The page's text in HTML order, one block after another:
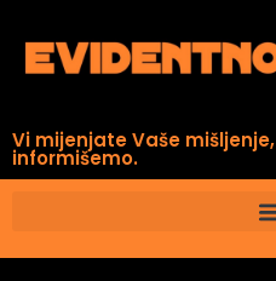
Vi mijenjate Vaše
informišemo.